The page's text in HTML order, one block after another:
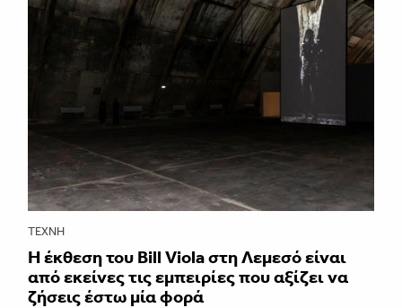
ΤΈΧΝΗ
Η έκθεση του Bill Viola στη Λεμεσό είναι
από εκείνες τις εμπειρίες που αξίζει να
ζήσεις έστω μία φορά